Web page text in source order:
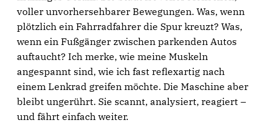
voller unvorhersehbarer Bewegungen. Was, wenn
plötzlich ein Fahrradfahrer die Spur kreuzt? Was,
wenn ein Fußgänger zwischen parkenden Autos
auftaucht? Ich merke, wie meine Muskeln
angespannt sind, wie ich fast reflexartig nach
einem Lenkrad greifen möchte. Die Maschine aber
bleibt ungerührt. Sie scannt, analysiert, reagiert –
und fährt einfach weiter.